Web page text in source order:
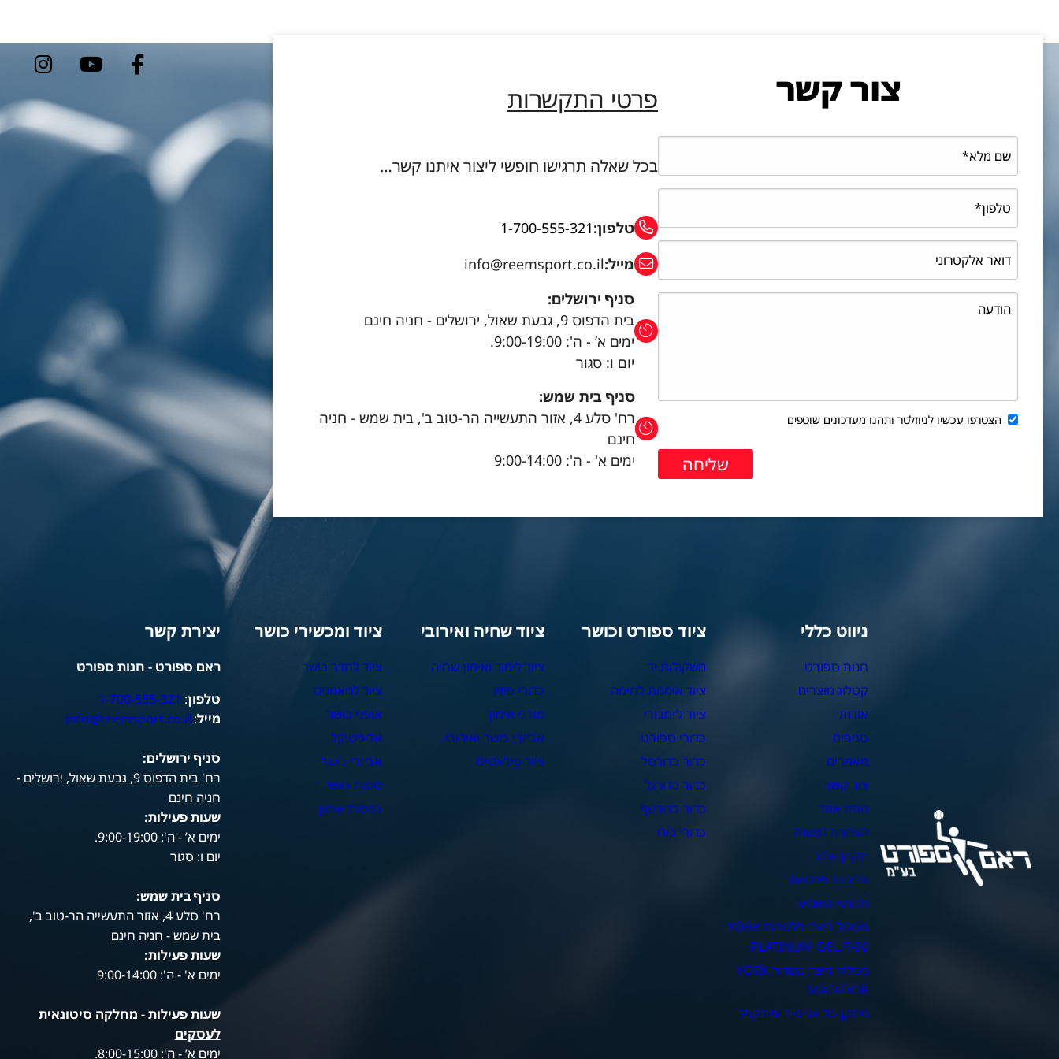
צור קשר
הצטרפו עכשיו לניוזלטר ותהנו מעדכונים שוטפים
פרטי התקשרות
בכל שאלה תרגישו חופשי ליצור איתנו קשר…
טלפון:1-700-555-321
מייל:info@reemsport.co.il
סניף ירושלים:
בית הדפוס 9, גבעת שאול, ירושלים - חניה חינם
ימים א’ - ה': 9:00-19:00.
יום ו: סגור
סניף בית שמש:
רח' סלע 4, אזור התעשייה הר-טוב ב', בית שמש - חניה
חינם
ימים א' - ה': 9:00-14:00
ניווט כללי
חנות ספורט
קטלוג מוצרים
אודות
סניפים
מאמרים
צור קשר
מפת אתר
הצהרת נגישות
תקנון אתר
מדיניות פרטיות
מבצעי השבוע
מסלול ריצה פלטינום YORK
PLATINUM GEL R-90
מסלול ריצה מטדור YORK
MATADOR
מתקן סל זוגי נייד ומתקפל
ציוד ספורט וכושר
משקולות יד
ציוד אומנות לחימה
ציוד ג'ימבורי
כדורי ספורט
כדור כדורסל
כדור כדורגל
כדור כדורעף
כדורי כוח
ציוד שחיה ואירובי
ציוד לימוד ואימון שחיה
כדורי פיזיו
מזרני אימון
אביזרי כושר ואירובי
ציוד פילאטיס
ציוד ומכשירי כושר
ציוד לחדר כושר
ציוד למאמנים
אופני כושר
אליפטיקל
אביזרי כושר
ספות כושר
כפפות אימון
יצירת קשר
ראם ספורט - חנות ספורט
טלפון:
1-700-555-321
מייל:
info@reemsport.co.il
סניף ירושלים:
רח' בית הדפוס 9, גבעת שאול, ירושלים -
חניה חינם
שעות פעילות:
ימים א’ - ה': 9:00-19:00.
יום ו: סגור
סניף בית שמש:
רח' סלע 4, אזור התעשייה הר-טוב ב',
בית שמש - חניה חינם
שעות פעילות:
ימים א' - ה': 9:00-14:00
שעות פעילות - מחלקה סיטונאית
לעסקים
ימים א’ - ה': 8:00-15:00.